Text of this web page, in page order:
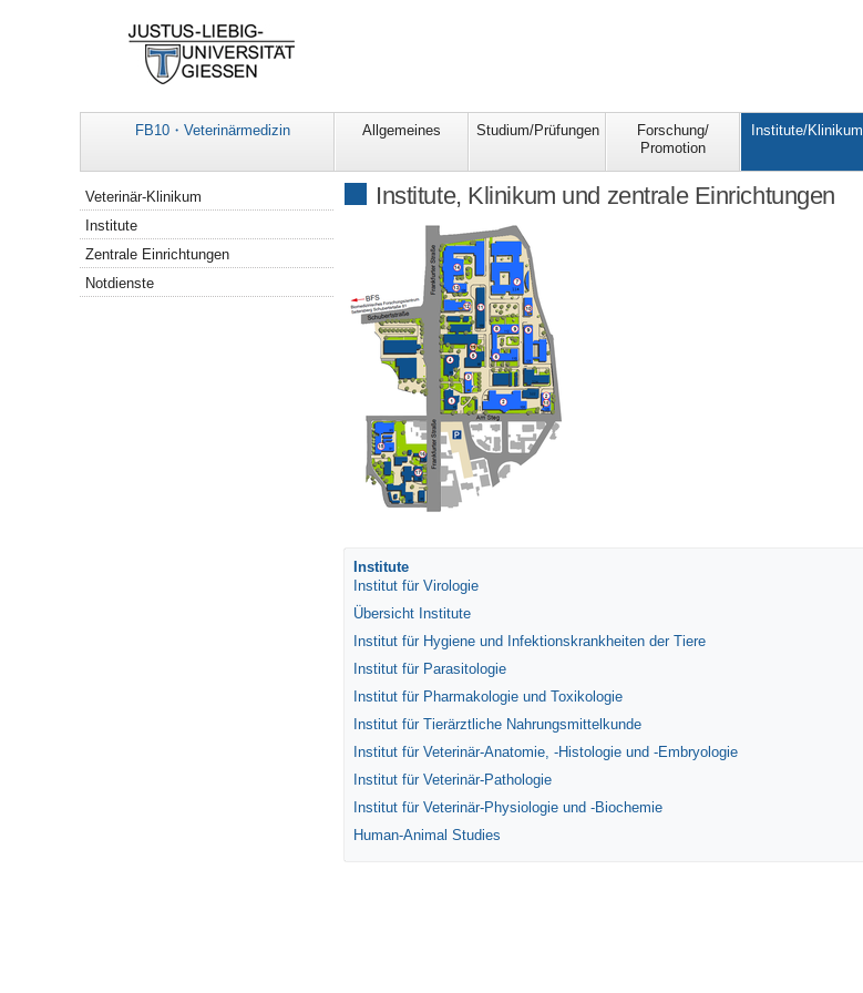
FB10・Veterinärmedizin Allgemeines Studium/Prüfungen
Forschung/
Promotion
Institute/Klinikum
Institute, Klinikum und zentrale Einrichtungen
Institute
Institut für Virologie
Übersicht Institute
Institut für Hygiene und Infektionskrankheiten der Tiere
Institut für Parasitologie
Institut für Pharmakologie und Toxikologie
Institut für Tierärztliche Nahrungsmittelkunde
Institut für Veterinär-Anatomie, -Histologie und -Embryologie
Institut für Veterinär-Pathologie
Institut für Veterinär-Physiologie und -Biochemie
Human-Animal Studies
Navigation
Veterinär-Klinikum
Institute
Zentrale Einrichtungen
Notdienste